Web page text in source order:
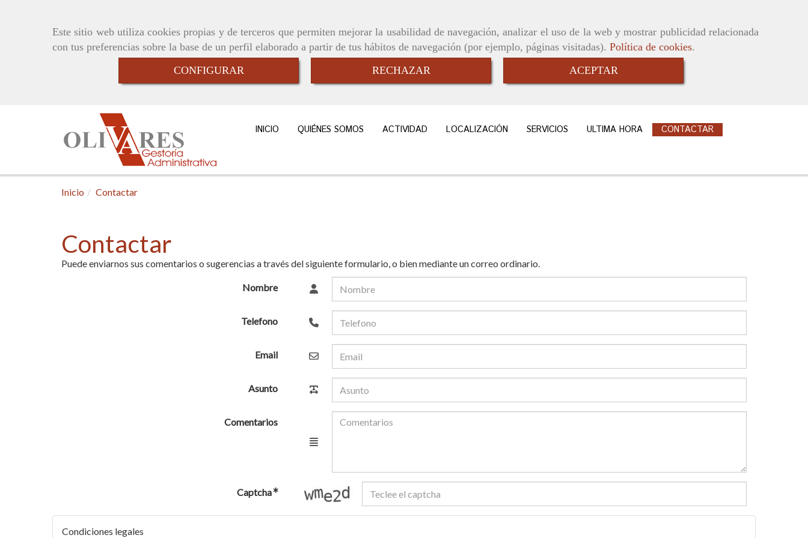
Este sitio web utiliza cookies propias y de terceros que permiten mejorar la usabilidad de navegación, analizar el uso de la web y mostrar publicidad relacionada
con tus preferencias sobre la base de un perfil elaborado a partir de tus hábitos de navegación (por ejemplo, páginas visitadas). Política de cookies.
CONFIGURAR
RECHAZAR ACEPTAR
INICIO QUIÉNES SOMOS ACTIVIDAD LOCALIZACIÓN SERVICIOS ULTIMA HORA CONTACTAR
Inicio Contactar
Contactar
Puede enviarnos sus comentarios o sugerencias a través del siguiente formulario, o bien mediante un correo ordinario.
Nombre
Telefono
Email
Asunto
Comentarios
Captcha
Condiciones legales